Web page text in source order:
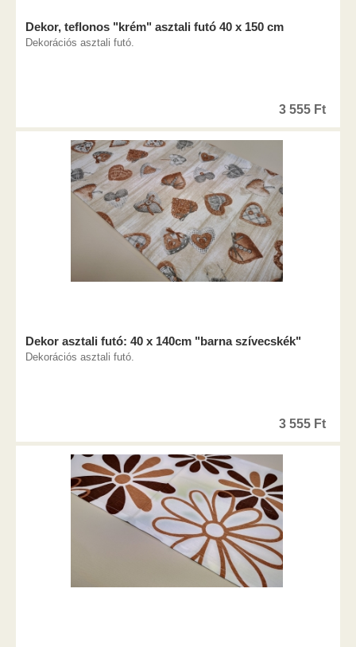
Dekor, teflonos "krém" asztali futó 40 x 150 cm
Dekorációs asztali futó.
3 555 Ft
Dekor asztali futó: 40 x 140cm "barna szívecskék"
Dekorációs asztali futó.
3 555 Ft